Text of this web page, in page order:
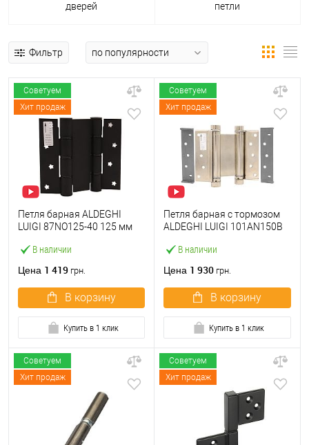
дверей
петли
Фильтр
Советуем
Хит продаж
В наличии
Петля барная ALDEGHI
LUIGI 87NO125-40 125 мм
Цена 1 419 грн.
В корзину
Купить в 1 клик
Советуем
Хит продаж
В наличии
Петля барная с тормозом
ALDEGHI LUIGI 101AN150B
Цена 1 930 грн.
В корзину
Купить в 1 клик
Советуем
Хит продаж
Советуем
Хит продаж